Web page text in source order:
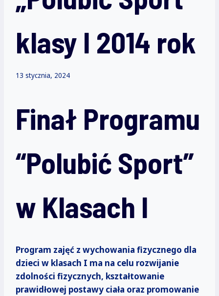
klasy I 2014 rok
13 stycznia, 2024
Finał Programu
“Polubić Sport”
w Klasach I
Program zajęć z wychowania fizycznego dla
dzieci w klasach I ma na celu rozwijanie
zdolności fizycznych, kształtowanie
prawidłowej postawy ciała oraz promowanie